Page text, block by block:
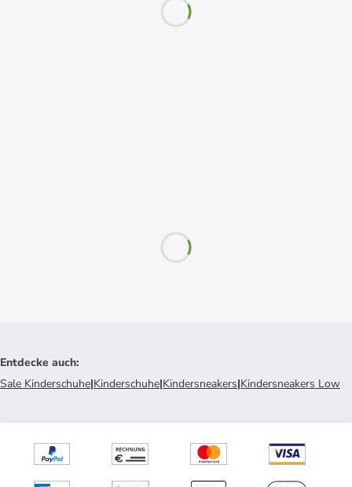
Entdecke auch:
Sale Kinderschuhe|Kinderschuhe|Kindersneakers|Kindersneakers Low